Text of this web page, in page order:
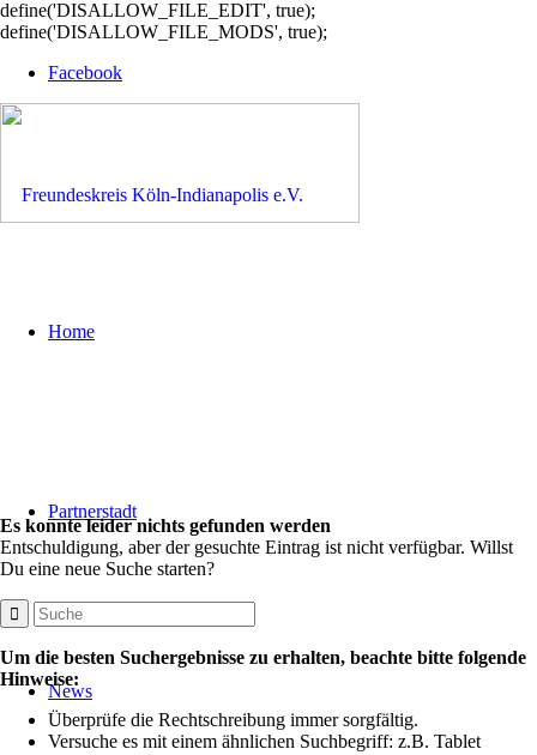
define('DISALLOW_FILE_EDIT', true);
define('DISALLOW_FILE_MODS', true);
Facebook
Home
Partnerstadt
News
Es konnte leider nichts gefunden werden
Entschuldigung, aber der gesuchte Eintrag ist nicht verfügbar. Willst
Du eine neue Suche starten?
Um die besten Suchergebnisse zu erhalten, beachte bitte folgende
Hinweise:
Überprüfe die Rechtschreibung immer sorgfältig.
Versuche es mit einem ähnlichen Suchbegriff: z.B. Tablet